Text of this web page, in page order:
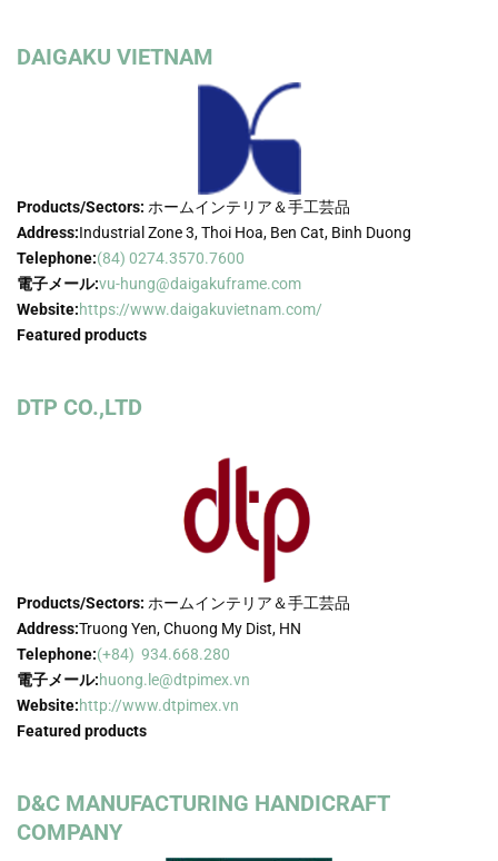
DAIGAKU VIETNAM
Products/Sectors: ホームインテリア＆手工芸品
Address:Industrial Zone 3, Thoi Hoa, Ben Cat, Binh Duong
Telephone:(84) 0274.3570.7600
電子メール:vu-hung@daigakuframe.com
Website:https://www.daigakuvietnam.com/
Featured products
DTP CO.,LTD
Products/Sectors: ホームインテリア＆手工芸品
Address:Truong Yen, Chuong My Dist, HN
Telephone:(+84) 934.668.280
電子メール:huong.le@dtpimex.vn
Website:http://www.dtpimex.vn
Featured products
D&C MANUFACTURING HANDICRAFT
COMPANY